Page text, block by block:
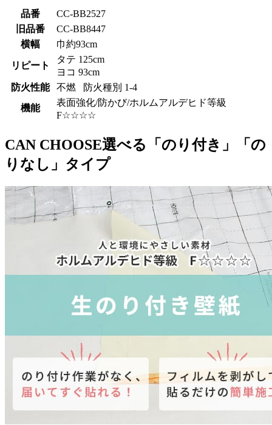
品番
CC-BB2527
旧品番
CC-BB8447
横幅
巾約93cm
リピート
タテ 125cm
ヨコ 93cm
防火性能
不燃 防火種別 1-4
機能
表面強化/防かび/ホルムアルデヒド等級
F☆☆☆☆
CAN CHOOSE選べる「のり付き」「の
りなし」タイプ